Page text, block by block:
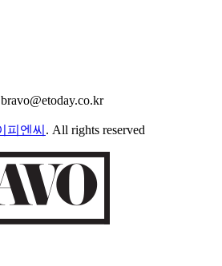
피엔씨 . All rights reserved